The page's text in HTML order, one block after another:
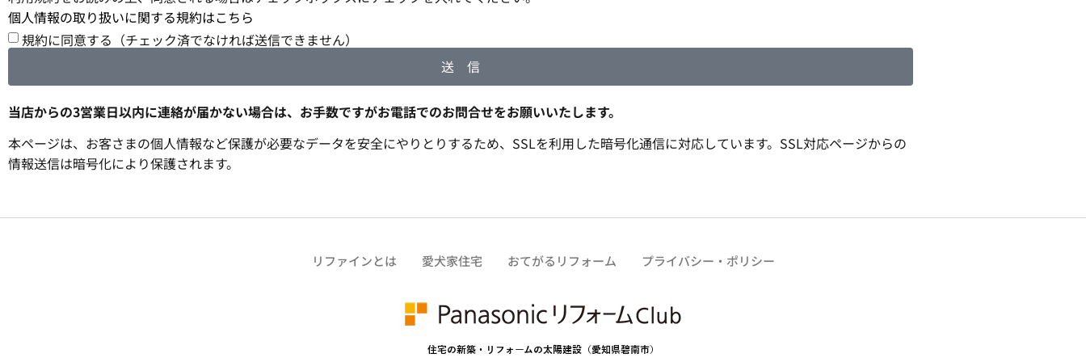
個人情報の取り扱いに関する規約はこちら
規約に同意する（チェック済でなければ送信できません）
送 信
当店からの3営業日以内に連絡が届かない場合は、お手数ですがお電話でのお問合せをお願いいたします。
本ページは、お客さまの個人情報など保護が必要なデータを安全にやりとりするため、SSLを利用した暗号化通信に対応しています。SSL対応ページからの
情報送信は暗号化により保護されます。
リファインとは 愛犬家住宅 おてがるリフォーム プライバシー・ポリシー
住宅の新築・リフォームの太陽建設（愛知県碧南市）